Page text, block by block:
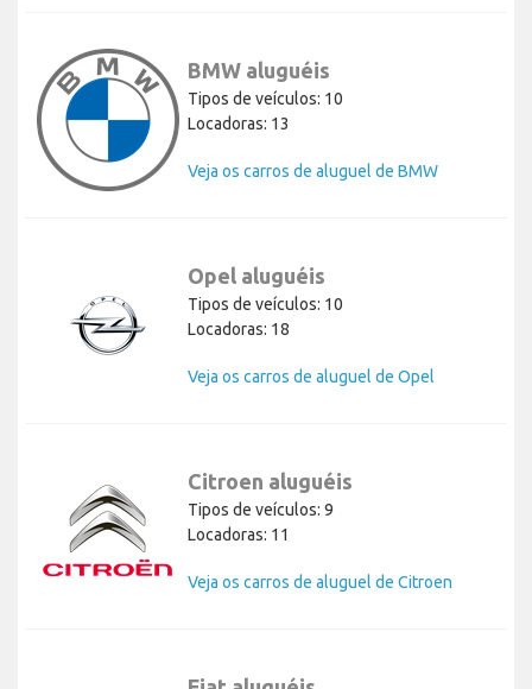
BMW aluguéis
Tipos de veículos: 10
Locadoras: 13
Veja os carros de aluguel de BMW
Opel aluguéis
Tipos de veículos: 10
Locadoras: 18
Veja os carros de aluguel de Opel
Citroen aluguéis
Tipos de veículos: 9
Locadoras: 11
Veja os carros de aluguel de Citroen